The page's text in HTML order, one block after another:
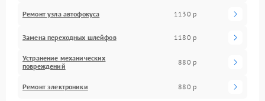
Ремонт узла автофокуса 1130 р
Замена переходных шлейфов 1180 р
Устранение механических
повреждений
880 р
Ремонт электроники 880 р